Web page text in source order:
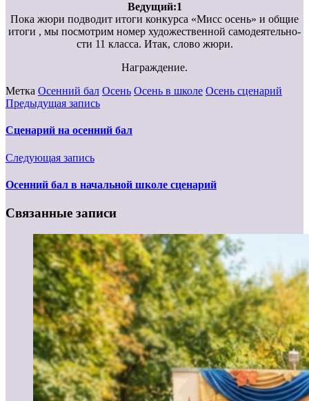
Ведущий:1
Пока жюри подводит итоги конкурса «Мисс осень» и общие
итоги , мы посмотрим номер художественной самодеятельно-
сти 11 класса. Итак, слово жюри.
Награждение.
Метка Осенний бал Осень Осень в школе Осень сценарий
Предыдущая запись
Сценарий на осенний бал
Следующая запись
Осенний бал в начальной школе сценарий
Связанные записи